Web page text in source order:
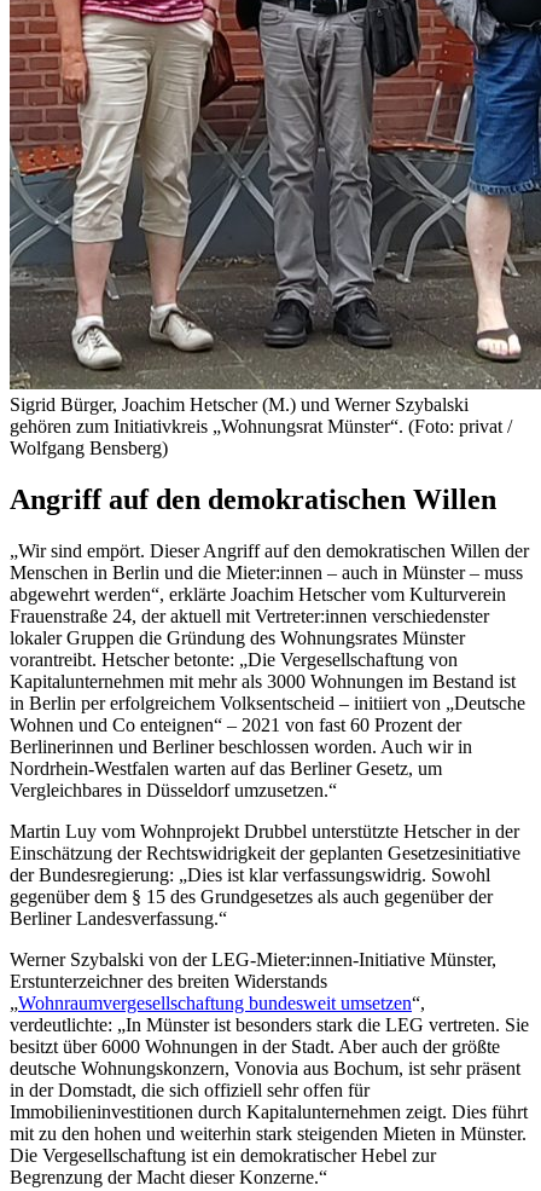
Sigrid Bürger, Joachim Hetscher (M.) und Werner Szybalski
gehören zum Initiativkreis „Wohnungsrat Münster“. (Foto: privat /
Wolfgang Bensberg)
Angriff auf den demokratischen Willen
„Wir sind empört. Dieser Angriff auf den demokratischen Willen der
Menschen in Berlin und die Mieter:innen – auch in Münster – muss
abgewehrt werden“, erklärte Joachim Hetscher vom Kulturverein
Frauenstraße 24, der aktuell mit Vertreter:innen verschiedenster
lokaler Gruppen die Gründung des Wohnungsrates Münster
vorantreibt. Hetscher betonte: „Die Vergesellschaftung von
Kapitalunternehmen mit mehr als 3000 Wohnungen im Bestand ist
in Berlin per erfolgreichem Volksentscheid – initiiert von „Deutsche
Wohnen und Co enteignen“ – 2021 von fast 60 Prozent der
Berlinerinnen und Berliner beschlossen worden. Auch wir in
Nordrhein-Westfalen warten auf das Berliner Gesetz, um
Vergleichbares in Düsseldorf umzusetzen.“
Martin Luy vom Wohnprojekt Drubbel unterstützte Hetscher in der
Einschätzung der Rechtswidrigkeit der geplanten Gesetzesinitiative
der Bundesregierung: „Dies ist klar verfassungswidrig. Sowohl
gegenüber dem § 15 des Grundgesetzes als auch gegenüber der
Berliner Landesverfassung.“
Werner Szybalski von der LEG-Mieter:innen-Initiative Münster,
Erstunterzeichner des breiten Widerstands
„Wohnraumvergesellschaftung bundesweit umsetzen“,
verdeutlichte: „In Münster ist besonders stark die LEG vertreten. Sie
besitzt über 6000 Wohnungen in der Stadt. Aber auch der größte
deutsche Wohnungskonzern, Vonovia aus Bochum, ist sehr präsent
in der Domstadt, die sich offiziell sehr offen für
Immobilieninvestitionen durch Kapitalunternehmen zeigt. Dies führt
mit zu den hohen und weiterhin stark steigenden Mieten in Münster.
Die Vergesellschaftung ist ein demokratischer Hebel zur
Begrenzung der Macht dieser Konzerne.“